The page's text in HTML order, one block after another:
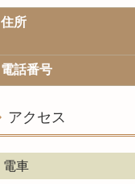
住所
電話番号
アクセス
電車